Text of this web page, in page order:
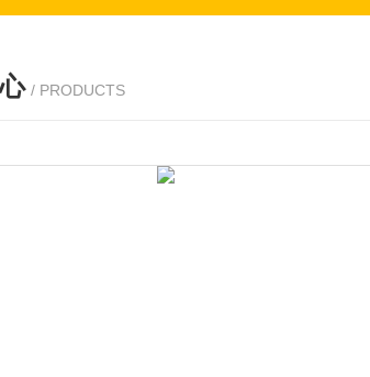
/ PRODUCTS